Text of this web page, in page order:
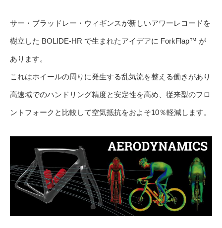
サー・ブラッドレー・ウィギンスが新しいアワーレコードを
樹立した BOLIDE-HR で生まれたアイデアに ForkFlap™ が
あります。
これはホイールの周りに発生する乱気流を整える働きがあり
高速域でのハンドリング精度と安定性を高め、従来型のフロ
ントフォークと比較して空気抵抗をおよそ10％軽減します。